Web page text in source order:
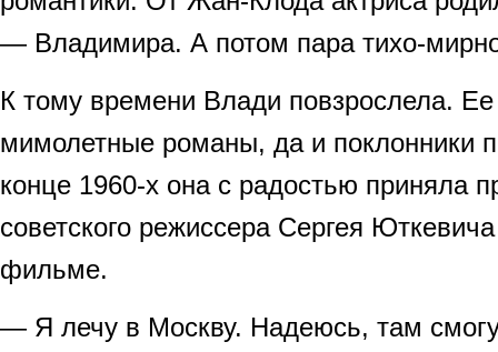
— Владимира. А потом пара тихо-
К тому времени Влади повзрослела.
мимолетные романы, да и поклонники
конце 1960-х она с радостью приняла
советского режиссера Сергея
фильме.
— Я лечу в Москву. Надеюсь, там смогу